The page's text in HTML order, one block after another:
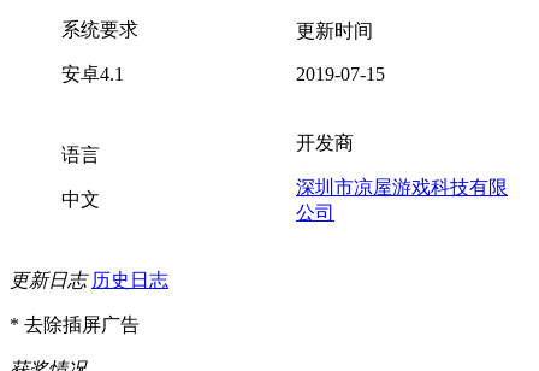
系统要求
安卓4.1
更新时间
2019-07-15
语言
中文
开发商
深圳市凉屋游戏科技有限
公司
更新日志 历史日志
* 去除插屏广告